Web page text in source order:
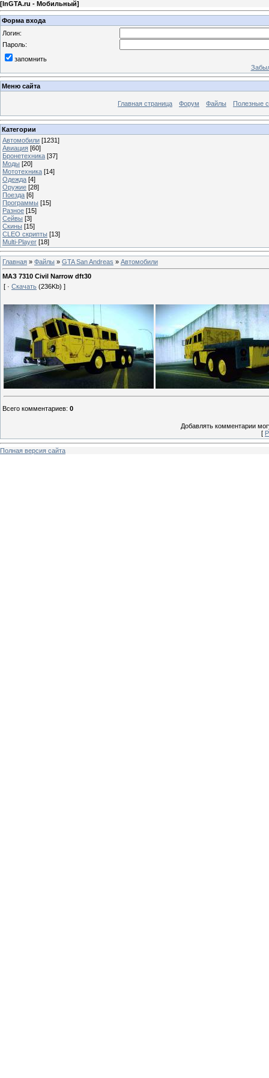
[InGTA.ru - Мобильный]
Форма входа
Логин:
Пароль:
запомнить
Меню сайта
Главная страница Форум Файлы Полезные
Категории
Автомобили [1231]
Авиация [60]
Бронетехника [37]
Моды [20]
Мототехника [14]
Одежда [4]
Оружие [28]
Поезда [6]
Программы [15]
Разное [15]
Сейвы [3]
Скины [15]
CLEO скрипты [13]
Multi-Player [18]
Главная » Файлы » GTA San Andreas » Автомобили
МАЗ 7310 Civil Narrow dft30
[ · Скачать (236Kb) ]
Всего комментариев: 0
Добавлять комментарии
[
Полная версия сайта